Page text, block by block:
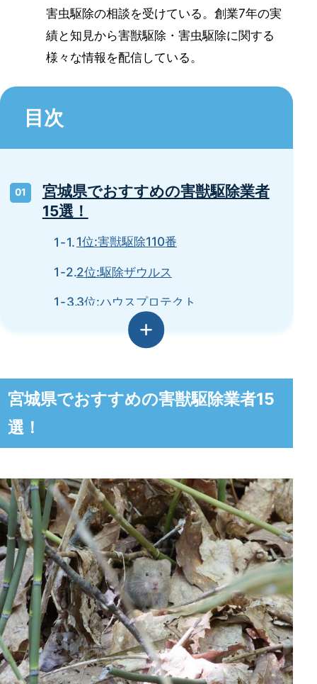
害虫駆除の相談を受けている。創業7年の実
績と知見から害獣駆除・害虫駆除に関する
様々な情報を配信している。
目次
宮城県でおすすめの害獣駆除業者
15選！
1位:害獣駆除110番
2位:駆除ザウルス
3位:ハウスプロテクト
エス・ケイ消毒株式会社
株式会社トニー
株式会社トゥルーテック
害獣駆除ワーカーズ
宮城片付け110番
小野消毒薬品株式会社
ムシプロテック
ユナイテットサービス
グリーン本舗
大河原町金ケ瀬のスズメバチハンター
宮城県でおすすめの害獣駆除業者15
選！